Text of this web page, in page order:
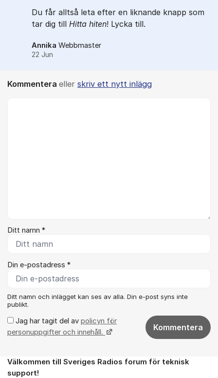
Du får alltså leta efter en liknande knapp som
tar dig till Hitta hiten! Lycka till.
Annika Webbmaster
22 Jun
Kommentera eller skriv ett nytt inlägg
Ditt namn *
Din e-postadress *
Ditt namn och inlägget kan ses av alla. Din e-post syns inte
publikt.
Jag har tagit del av policyn för
personuppgifter och innehåll.
Kommentera
Om forumet
Välkommen till Sveriges Radios forum för teknisk
support!